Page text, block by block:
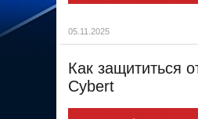
05.11.2025
Как защититься
Cybert